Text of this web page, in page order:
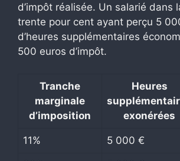
d’impôt réalisée. Un salarié dans
trente pour cent ayant perçu 5
d’heures supplémentaires
500 euros d’impôt.
Tranche
marginale
d’imposition
Heures
exonérées
11% 5 000 €